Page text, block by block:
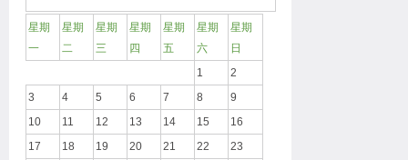
星期
一
星期
二
星期
三
星期
四
星期
五
星期
六
星期
日
1
2
3
4 5 6 7 8
9
10
11 12 13 14 15
16
17
18 19 20 21 22
23